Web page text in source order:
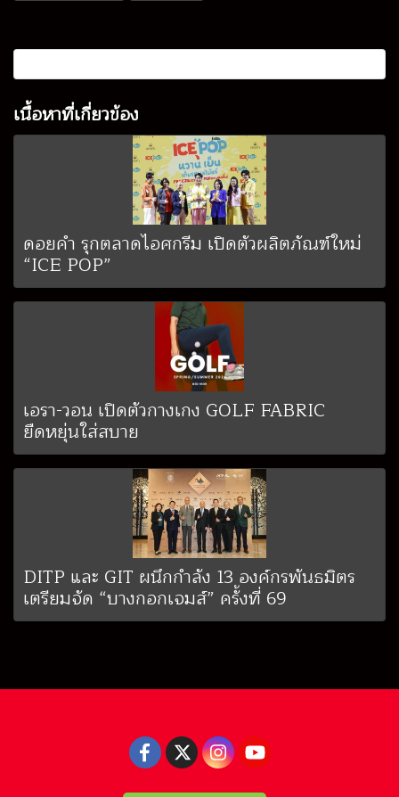
เนื้อหาที่เกี่ยวข้อง
ดอยคำ รุกตลาดไอศกรีม เปิดตัวผลิตภัณฑ์ใหม่
“ICE POP”
เอรา-วอน เปิดตัวกางเกง GOLF FABRIC
ยืดหยุ่นใส่สบาย
DITP และ GIT ผนึกกำลัง 13 องค์กรพันธมิตร
เตรียมจัด “บางกอกเจมส์” ครั้งที่ 69